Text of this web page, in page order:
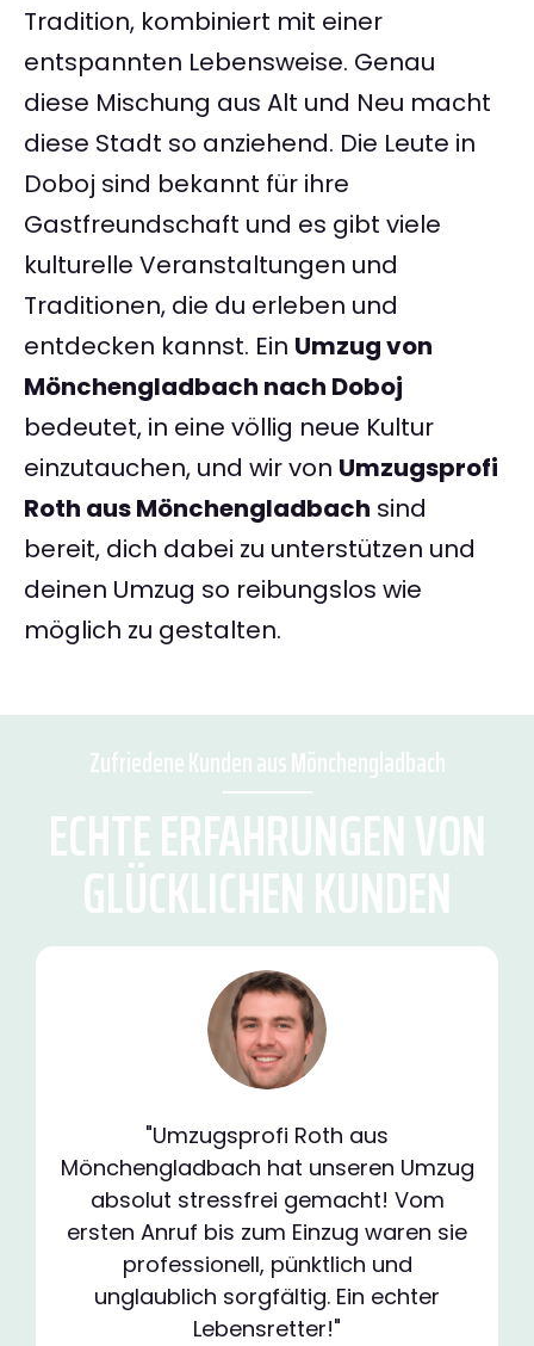
Tradition, kombiniert mit einer
entspannten Lebensweise. Genau
diese Mischung aus Alt und Neu macht
diese Stadt so anziehend. Die Leute in
Doboj sind bekannt für ihre
Gastfreundschaft und es gibt viele
kulturelle Veranstaltungen und
Traditionen, die du erleben und
entdecken kannst. Ein Umzug von
Mönchengladbach nach Doboj
bedeutet, in eine völlig neue Kultur
einzutauchen, und wir von Umzugsprofi
Roth aus Mönchengladbach sind
bereit, dich dabei zu unterstützen und
deinen Umzug so reibungslos wie
möglich zu gestalten.
Zufriedene Kunden aus Mönchengladbach
ECHTE ERFAHRUNGEN VON
GLÜCKLICHEN KUNDEN
"Umzugsprofi Roth aus
Mönchengladbach hat unseren Umzug
absolut stressfrei gemacht! Vom
ersten Anruf bis zum Einzug waren sie
professionell, pünktlich und
unglaublich sorgfältig. Ein echter
Lebensretter!"